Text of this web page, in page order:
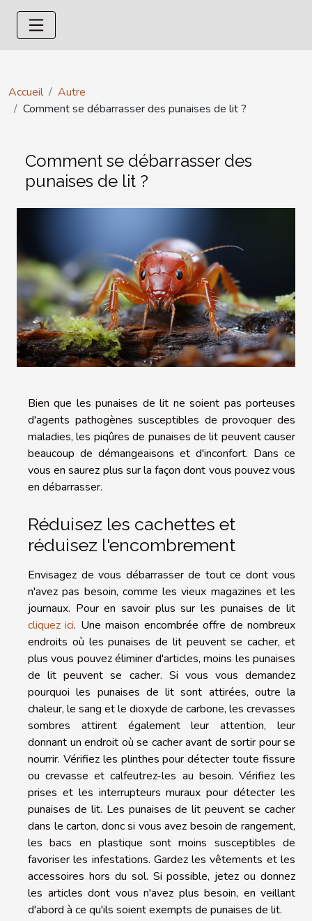
Accueil
Autre
Comment se débarrasser des punaises de lit ?
Comment se débarrasser des
punaises de lit ?
Bien que les punaises de lit ne soient pas porteuses
d'agents pathogènes susceptibles de provoquer des
maladies, les piqûres de punaises de lit peuvent causer
beaucoup de démangeaisons et d'inconfort. Dans ce
vous en saurez plus sur la façon dont vous pouvez vous
en débarrasser.
Réduisez les cachettes et
réduisez l'encombrement
Envisagez de vous débarrasser de tout ce dont vous
n'avez pas besoin, comme les vieux magazines et les
journaux. Pour en savoir plus sur les punaises de lit
cliquez ici. Une maison encombrée offre de nombreux
endroits où les punaises de lit peuvent se cacher, et
plus vous pouvez éliminer d'articles, moins les punaises
de lit peuvent se cacher. Si vous vous demandez
pourquoi les punaises de lit sont attirées, outre la
chaleur, le sang et le dioxyde de carbone, les crevasses
sombres attirent également leur attention, leur
donnant un endroit où se cacher avant de sortir pour se
nourrir. Vérifiez les plinthes pour détecter toute fissure
ou crevasse et calfeutrez-les au besoin. Vérifiez les
prises et les interrupteurs muraux pour détecter les
punaises de lit. Les punaises de lit peuvent se cacher
dans le carton, donc si vous avez besoin de rangement,
les bacs en plastique sont moins susceptibles de
favoriser les infestations. Gardez les vêtements et les
accessoires hors du sol. Si possible, jetez ou donnez
les articles dont vous n'avez plus besoin, en veillant
d'abord à ce qu'ils soient exempts de punaises de lit.